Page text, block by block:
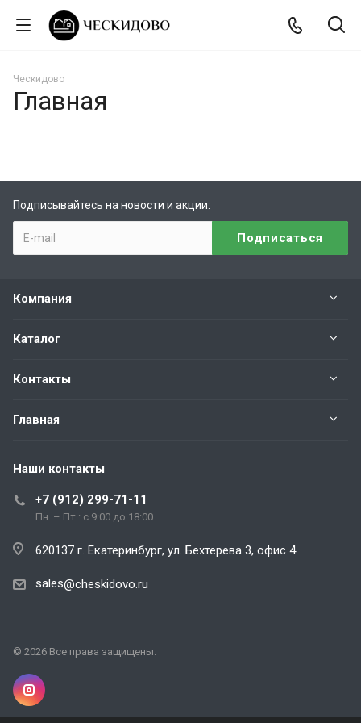
Ческидово
Главная
Подписывайтесь на новости и акции:
Компания
Каталог
Контакты
Главная
Наши контакты
+7 (912) 299-71-11
Пн. – Пт.: с 9:00 до 18:00
620137 г. Екатеринбург, ул. Бехтерева 3, офис 4
sales@cheskidovo.ru
© 2026 Все права защищены.